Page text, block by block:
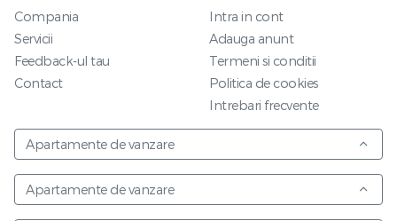
Compania
Servicii
Feedback-ul tau
Contact
Intra in cont
Adauga anunt
Termeni si conditii
Politica de cookies
Intrebari frecvente
Apartamente de vanzare
Apartamente de vanzare